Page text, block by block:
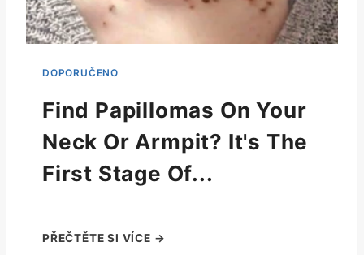
Find Papillomas On Your
Neck Or Armpit? It's The
First Stage Of...